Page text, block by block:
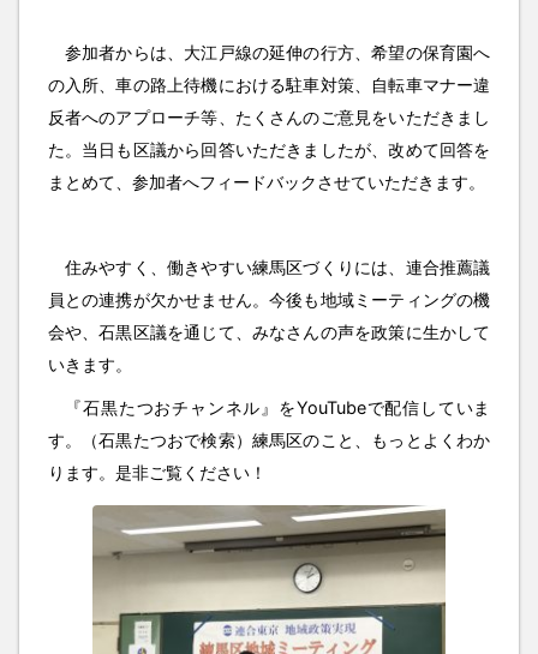
参加者からは、大江戸線の延伸の行方、希望の保育園へ
の入所、車の路上待機における駐車対策、自転車マナー違
反者へのアプローチ等、たくさんのご意見をいただきまし
た。当日も区議から回答いただきましたが、改めて回答を
まとめて、参加者へフィードバックさせていただきます。
住みやすく、働きやすい練馬区づくりには、連合推薦議
員との連携が欠かせません。今後も地域ミーティングの機
会や、石黒区議を通じて、みなさんの声を政策に生かして
いきます。
『石黒たつおチャンネル』をYouTubeで配信していま
す。（石黒たつおで検索）練馬区のこと、もっとよくわか
ります。是非ご覧ください！